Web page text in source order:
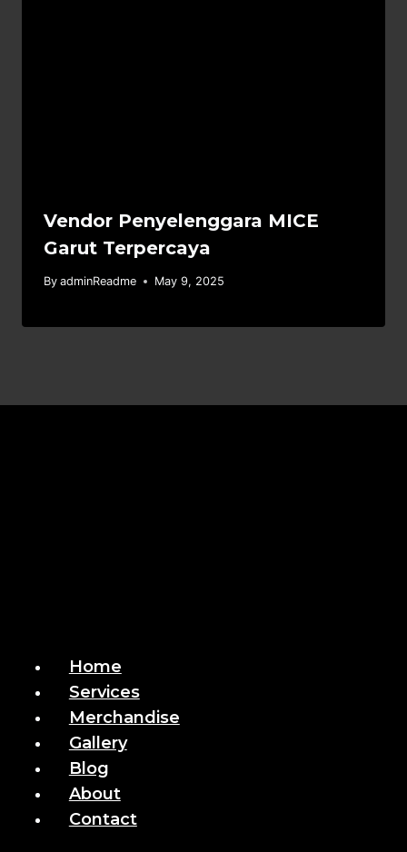
Vendor Penyelenggara MICE
Garut Terpercaya
By adminReadme May 9, 2025
Home
Services
Merchandise
Gallery
Blog
About
Contact